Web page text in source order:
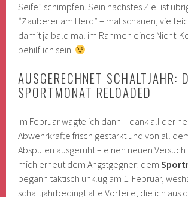
Seife” schimpfen. Sein nächstes Ziel ist
“Zauberer am Herd” – mal schauen,
damit ja bald mal im Rahmen eines Nicht-
behilflich sein.
AUSGERECHNET SCHALTJAHR:
SPORTMONAT RELOADED
Im Februar wagte ich dann – dank all der
Abwehrkräfte frisch gestärkt und von all
Abspülen ausgeruht – einen neuen
mich erneut dem Angstgegner: dem
begann taktisch unklug am 1. Februar,
schaltjahrbedingt alle Vorteile, die ich aus